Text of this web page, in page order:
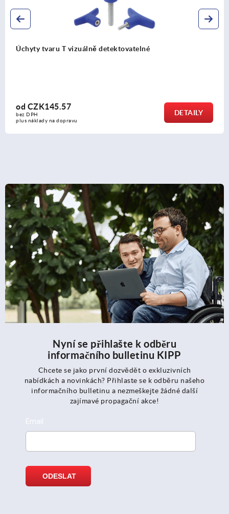
Ocelové, nerezové nebo POM nohy
odCZK137.57
bez DPH
plus náklady na dopravu
DETAILY
Nyní se přihlašte k odběru
informačního bulletinu KIPP
Chcete se jako první dozvědět o exkluzivních
nabídkách a novinkách? Přihlaste se k odběru našeho
informačního bulletinu a nezmeškejte žádné další
zajímavé propagační akce!